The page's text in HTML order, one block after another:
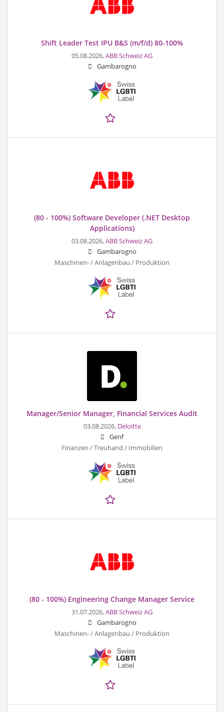
Shift Leader Test IPU B&S (m/f/d) 80-100%
05.08.2026,ABB Schweiz AG
Gambarogno
(80 - 100%) Software Developer (.NET Desktop
Applications)
03.08.2026,ABB Schweiz AG
Gambarogno
Maschinen- / Anlagenbau / Produktion
Manager/Senior Manager, Financial Services Audit
03.08.2026, Deloitte
Genf
Finanzen / Treuhand / Immobilien
(80 - 100%) Engineering Change Manager Service
31.07.2026,ABB Schweiz AG
Gambarogno
Maschinen- / Anlagenbau / Produktion